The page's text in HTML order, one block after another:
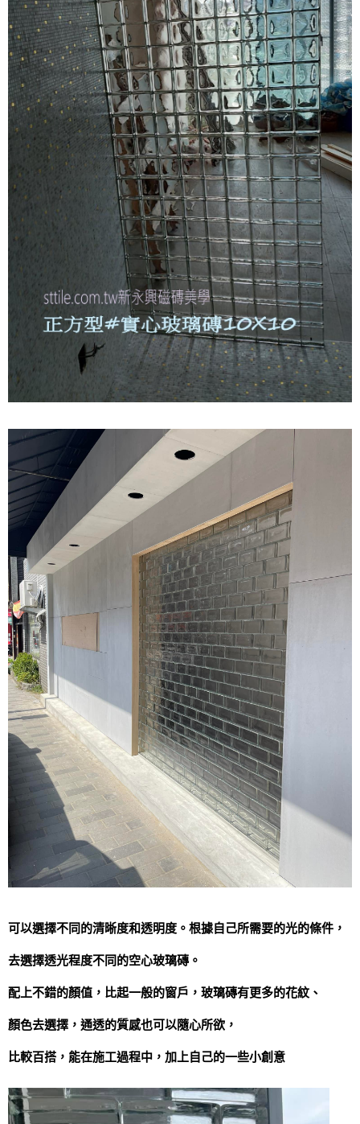
可以選擇不同的清晰度和透明度。根據自己所需要的光的條件，
去選擇透光程度不同的空心玻璃磚。
配上不錯的顏值，比起一般的窗戶，玻璃磚有更多的花紋、
顏色去選擇，通透的質感也可以隨心所欲，
比較百搭，能在施工過程中，加上自己的一些小創意